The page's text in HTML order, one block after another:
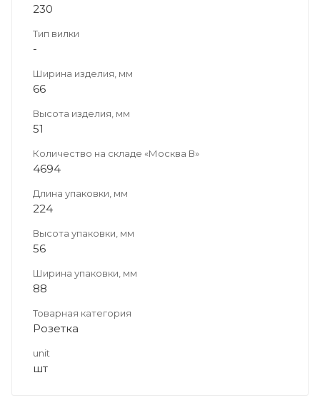
230
Тип вилки
-
Ширина изделия, мм
66
Высота изделия, мм
51
Количество на складе «Москва В»
4694
Длина упаковки, мм
224
Высота упаковки, мм
56
Ширина упаковки, мм
88
Товарная категория
Розетка
unit
шт